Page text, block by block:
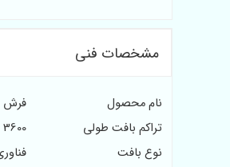
مشخصات فنی
نام محصول
فرش 1200 شانه کلاریس
تراکم بافت طولی
3600
نوع بافت